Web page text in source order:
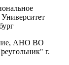
АНО ВО
г.